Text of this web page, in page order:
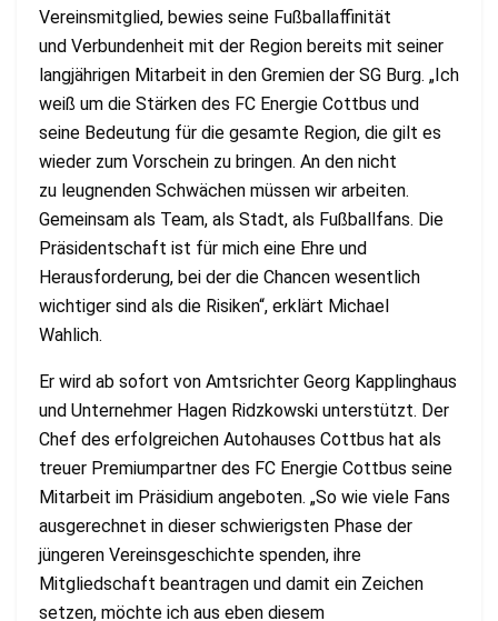
Vereinsmitglied, bewies seine Fußballaffinität
und Verbundenheit mit der Region bereits mit seiner
langjährigen Mitarbeit in den Gremien der SG Burg. „Ich
weiß um die Stärken des FC Energie Cottbus und
seine Bedeutung für die gesamte Region, die gilt es
wieder zum Vorschein zu bringen. An den nicht
zu leugnenden Schwächen müssen wir arbeiten.
Gemeinsam als Team, als Stadt, als Fußballfans. Die
Präsidentschaft ist für mich eine Ehre und
Herausforderung, bei der die Chancen wesentlich
wichtiger sind als die Risiken“, erklärt Michael
Wahlich.
Er wird ab sofort von Amtsrichter Georg Kapplinghaus
und Unternehmer Hagen Ridzkowski unterstützt. Der
Chef des erfolgreichen Autohauses Cottbus hat als
treuer Premiumpartner des FC Energie Cottbus seine
Mitarbeit im Präsidium angeboten. „So wie viele Fans
ausgerechnet in dieser schwierigsten Phase der
jüngeren Vereinsgeschichte spenden, ihre
Mitgliedschaft beantragen und damit ein Zeichen
setzen, möchte ich aus eben diesem